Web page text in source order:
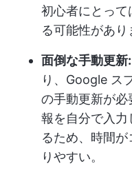
初心者にとって
る可能性があり
面倒な手動更新:
り、Google ス
の手動更新が
報を自分で入力
るため、時間
りやすい。